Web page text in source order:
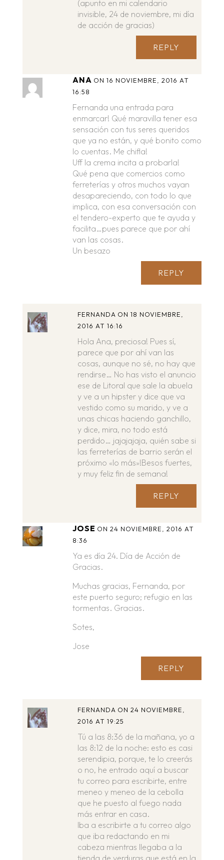
(apunto en mi calendario
invisible, 24 de noviembre, mi día
de acción de gracias)
REPLY
ANA ON 16 NOVIEMBRE, 2016 AT
16:58
Fernanda una entrada para
enmarcar! Qué maravilla tener esa
sensación con tus seres queridos
que ya no están, y qué bonito como
lo cuentas. Me chifla!
Uff la crema incita a probarla!
Qué pena que comercios como
ferreterías y otros muchos vayan
desapareciendo, con todo lo que
implica, con esa conversación con
el tendero-experto que te ayuda y
facilita…pues parece que por ahí
van las cosas.
Un besazo
REPLY
FERNANDA ON 18 NOVIEMBRE,
2016 AT 16:16
Hola Ana, preciosa! Pues sí,
parece que por ahí van las
cosas, aunque no sé, no hay que
rendirse… No has visto el anuncio
ese de Litoral que sale la abuela
y ve a un hipster y dice que va
vestido como su marido, y ve a
unas chicas haciendo ganchillo,
y dice, mira, no todo está
perdido… jajajajaja, quién sabe si
las ferreterías de barrio serán el
próximo «lo más»!Besos fuertes,
y muy feliz fin de semana!
REPLY
JOSE ON 24 NOVIEMBRE, 2016 AT
8:36
Ya es día 24. Día de Acción de
Gracias.
Muchas gracias, Fernanda, por
este puerto seguro; refugio en las
tormentas. Gracias.
Sotes,
Jose
REPLY
FERNANDA ON 24 NOVIEMBRE,
2016 AT 19:25
Tú a las 8:36 de la mañana, yo a
las 8:12 de la noche: esto es casi
serendipia, porque, te lo creerás
o no, he entrado aquí a buscar
tu correo para escribirte, entre
meneo y meneo de la cebolla
que he puesto al fuego nada
más entrar en casa.
Iba a escribirte a tu correo algo
que iba redactando en mi
cabeza mientras llegaba a la